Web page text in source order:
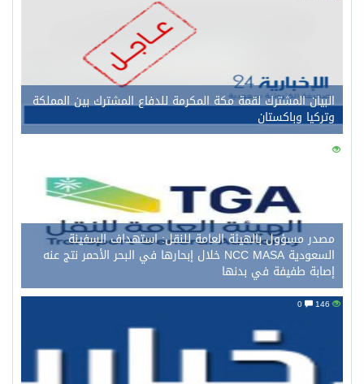
المشترك لقمة مكة المكرمة للدفاع المشترك بين المملكة
وباكستان
مسؤول بالهيئة العامة للنقل: استهداف السفينة
السعودية NCC MASA خلال إبحارها في البحر الأحمر نتج عنه
طفيفة في بدنها